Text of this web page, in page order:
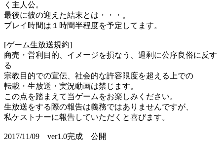
く主人公。
最後に彼の迎えた結末とは・・・。
プレイ時間は１時間半程度を予定してます。
[ゲーム生放送規約]
商売・営利目的、イメージを損なう、過剰に公序良俗に反す
る
宗教目的での宣伝、社会的な許容限度を超える上での
転載・生放送・実況動画は禁じます。
この点を踏まえて当ゲームをお楽しみください。
生放送をする際の報告は義務ではありませんですが、
私ケストナーに報告していただくと喜びます。
2017/11/09 ver1.0完成 公開